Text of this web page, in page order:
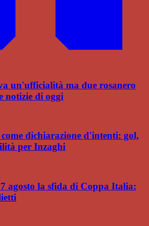
un'ufficialità ma due rosanero
notizie di oggi
dichiarazione d'intenti: gol,
per Inzaghi
agosto la sfida di Coppa Italia: